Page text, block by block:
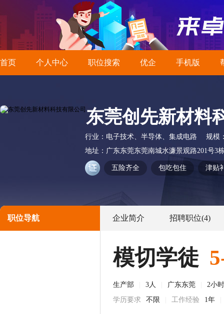
首页 个人中心 职位搜索 优企 手机版
东莞创先新材料
行业： 电子技术、半导体、集成电路
规模
地址： 广东东莞东莞南城水濂景观路201号3
五险齐全 包吃包住 津贴
职位导航 企业简介 招聘职位(4)
模切学徒
生产部 3人 广东东莞
2小
学历要求
不限 工作经验 1年